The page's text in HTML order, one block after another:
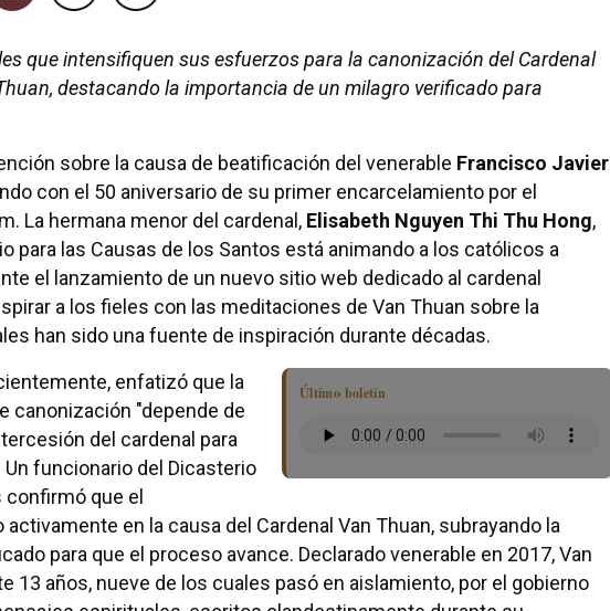
que intensifiquen sus esfuerzos para la canonización del Cardenal
destacando la importancia de un milagro verificado para
sobre la causa de beatificación del venerable Francisco Javier
con el 50 aniversario de su primer encarcelamiento por el
La hermana menor del cardenal, Elisabeth Nguyen Thi Thu Hong,
para las Causas de los Santos está animando a los católicos a
el lanzamiento de un nuevo sitio web dedicado al cardenal
a los fieles con las meditaciones de Van Thuan sobre la
han sido una fuente de inspiración durante décadas.
Último boletín
enfatizó que la
canonización "depende de
del cardenal para
funcionario del Dicasterio
confirmó que el
en la causa del Cardenal Van Thuan, subrayando la
para que el proceso avance. Declarado venerable en 2017, Van
13 años, nueve de los cuales pasó en aislamiento, por el gobierno